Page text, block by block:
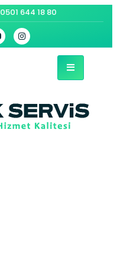
0501 644 18 80